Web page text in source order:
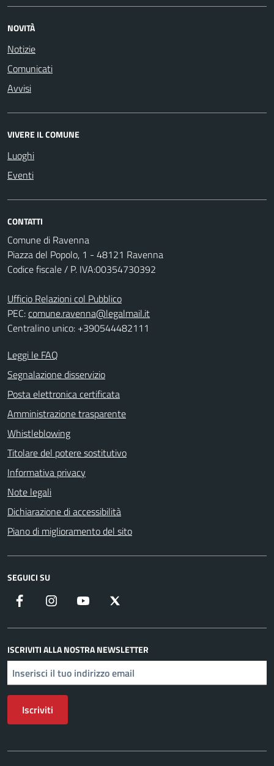
NOVITÀ
Notizie
Comunicati
Avvisi
VIVERE IL COMUNE
Luoghi
Eventi
CONTATTI
Comune di Ravenna
Piazza del Popolo, 1 - 48121 Ravenna
Codice fiscale / P. IVA:00354730392
Ufficio Relazioni col Pubblico
PEC:comune.ravenna@legalmail.it
Centralino unico: +390544482111
Leggi le FAQ
Segnalazione disservizio
Posta elettronica certificata
Amministrazione trasparente
Whistleblowing
Titolare del potere sostitutivo
Informativa privacy
Note legali
Dichiarazione di accessibilità
Piano di miglioramento del sito
SEGUICI SU
Facebook Instagram YouTube
ISCRIVITI ALLA NOSTRA NEWSLETTER